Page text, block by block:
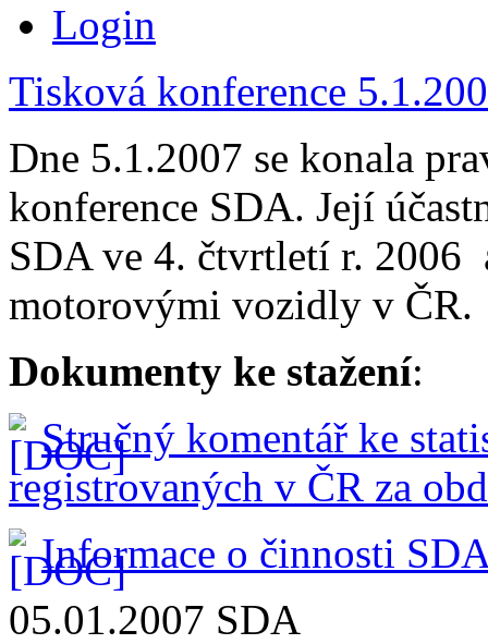
Login
Tisková konference
Dne 5.1.2007 se konala
konference SDA. Její
SDA ve 4. čtvrtletí r. 2006
motorovými vozidly v ČR.
Dokumenty ke stažení:
Stručný komentář ke
registrovaných v ČR za
Informace o činnosti
05.01.2007 SDA